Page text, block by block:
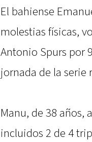
El bahiense
molestias físicas,
Antonio Spurs por
jornada de la serie
Manu, de 38 años,
incluidos 2 de 4